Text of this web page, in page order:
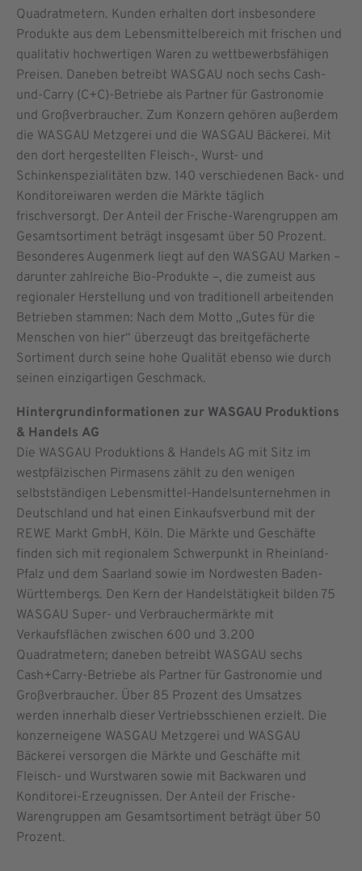
Quadratmetern. Kunden erhalten dort insbesondere
Produkte aus dem Lebensmittelbereich mit frischen und
qualitativ hochwertigen Waren zu wettbewerbsfähigen
Preisen. Daneben betreibt WASGAU noch sechs Cash-
und-Carry (C+C)-Betriebe als Partner für Gastronomie
und Großverbraucher. Zum Konzern gehören außerdem
die WASGAU Metzgerei und die WASGAU Bäckerei. Mit
den dort hergestellten Fleisch-, Wurst- und
Schinkenspezialitäten bzw. 140 verschiedenen Back- und
Konditoreiwaren werden die Märkte täglich
frischversorgt. Der Anteil der Frische-Warengruppen am
Gesamtsortiment beträgt insgesamt über 50 Prozent.
Besonderes Augenmerk liegt auf den WASGAU Marken –
darunter zahlreiche Bio-Produkte –, die zumeist aus
regionaler Herstellung und von traditionell arbeitenden
Betrieben stammen: Nach dem Motto „Gutes für die
Menschen von hier“ überzeugt das breitgefächerte
Sortiment durch seine hohe Qualität ebenso wie durch
seinen einzigartigen Geschmack.
Hintergrundinformationen zur WASGAU Produktions
& Handels AG
Die WASGAU Produktions & Handels AG mit Sitz im
westpfälzischen Pirmasens zählt zu den wenigen
selbstständigen Lebensmittel-Handelsunternehmen in
Deutschland und hat einen Einkaufsverbund mit der
REWE Markt GmbH, Köln. Die Märkte und Geschäfte
finden sich mit regionalem Schwer­punkt in Rheinland-
Pfalz und dem Saarland sowie im Nordwesten Baden-
Württembergs. Den Kern der Handelstätigkeit bilden 75
WASGAU Super- und Verbrauchermärkte mit
Verkaufsflächen zwischen 600 und 3.200
Quadratmetern; daneben betreibt WASGAU sechs
Cash+Carry-Betriebe als Partner für Gastronomie und
Großverbraucher. Über 85 Prozent des Umsatzes
werden innerhalb dieser Vertriebsschienen erzielt. Die
konzerneigene WASGAU Metzgerei und WASGAU
Bäckerei versorgen die Märkte und Geschäfte mit
Fleisch- und Wurstwaren sowie mit Backwaren und
Konditorei-Erzeugnissen. Der Anteil der Frische-
Warengruppen am Gesamtsortiment beträgt über 50
Prozent.